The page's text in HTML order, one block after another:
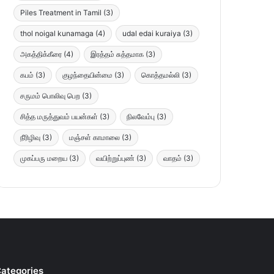
Piles Treatment in Tamil (3)
thol noigal kunamaga (4) udal edai kuraiya (3)
அகத்திக்கீரை (4) இரத்தம் சுத்தமாக (3)
கபம் (3) குழந்தையின்மை (3) கொத்தமல்லி (3)
சருமம் பொலிவு பெற (3)
சித்த மருத்துவம் பயன்கள் (3) நிலவேம்பு (3)
நீரிழிவு (3) மஞ்சள் காமாலை (3)
முகப்பரு மறைய (3) வயிற்றுப்புண் (3) வாதம் (3)